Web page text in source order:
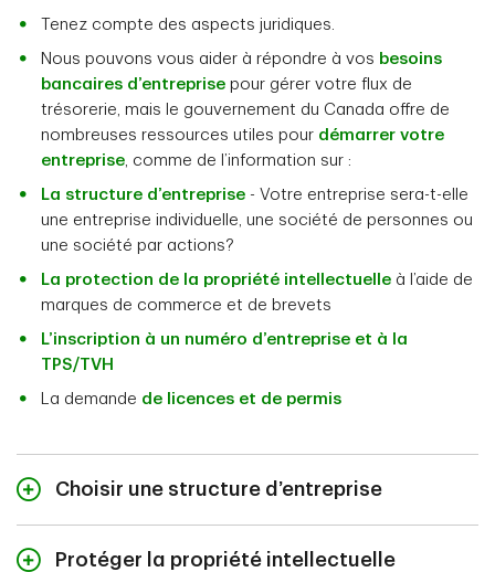
Tenez compte des aspects juridiques.
Nous pouvons vous aider à répondre à vos besoins
bancaires d’entreprise pour gérer votre flux de
trésorerie, mais le gouvernement du Canada offre de
nombreuses ressources utiles pour démarrer votre
entreprise, comme de l’information sur :
La structure d’entreprise - Votre entreprise sera-t-elle
une entreprise individuelle, une société de personnes ou
une société par actions?
La protection de la propriété intellectuelle à l’aide de
marques de commerce et de brevets
L’inscription à un numéro d’entreprise et à la
TPS/TVH
La demande de licences et de permis
Choisir une structure d’entreprise
Protéger la propriété intellectuelle